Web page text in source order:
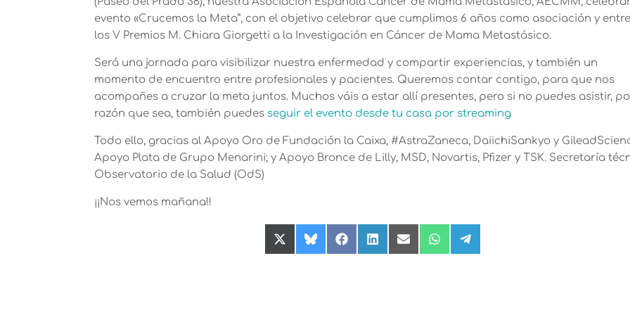
evento «Crucemos la Meta”, con el objetivo celebrar que cumplimos 6 años como asociación y
los V Premios M. Chiara Giorgetti a la Investigación en Cáncer de Mama Metastásico.
Será una jornada para visibilizar nuestra enfermedad y compartir experiencias, y también un
momento de encuentro entre profesionales y pacientes. Queremos contar contigo, para que nos
acompañes a cruzar la meta juntos. Muchos váis a estar allí presentes, pero si no puedes asistir,
razón que sea, también puedes seguir el evento desde tu casa por streaming
Todo ello, gracias al Apoyo Oro de Fundación la Caixa, #AstraZaneca, DaiichiSankyo y
Apoyo Plata de Grupo Menarini; y Apoyo Bronce de Lilly, MSD, Novartis, Pfizer y TSK. Secretaría
Observatorio de la Salud (OdS)
¡¡Nos vemos mañana!!
Compartir
en
Compartir
en
Compartir
en
Compartir
en
Compartir
en
Compartir
en
Compartir
en